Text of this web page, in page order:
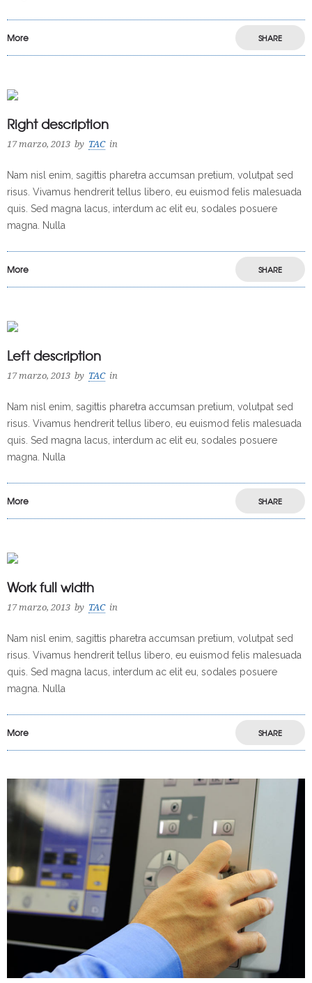
More SHARE
Right description
17 marzo, 2013 by TAC in
Nam nisl enim, sagittis pharetra accumsan pretium, volutpat sed
risus. Vivamus hendrerit tellus libero, eu euismod felis malesuada
quis. Sed magna lacus, interdum ac elit eu, sodales posuere
magna. Nulla
More SHARE
Left description
17 marzo, 2013 by TAC in
Nam nisl enim, sagittis pharetra accumsan pretium, volutpat sed
risus. Vivamus hendrerit tellus libero, eu euismod felis malesuada
quis. Sed magna lacus, interdum ac elit eu, sodales posuere
magna. Nulla
More SHARE
Work full width
17 marzo, 2013 by TAC in
Nam nisl enim, sagittis pharetra accumsan pretium, volutpat sed
risus. Vivamus hendrerit tellus libero, eu euismod felis malesuada
quis. Sed magna lacus, interdum ac elit eu, sodales posuere
magna. Nulla
More SHARE